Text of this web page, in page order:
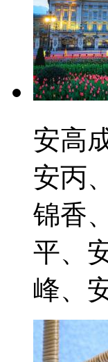
安高
安丙
锦香
平、
峰、